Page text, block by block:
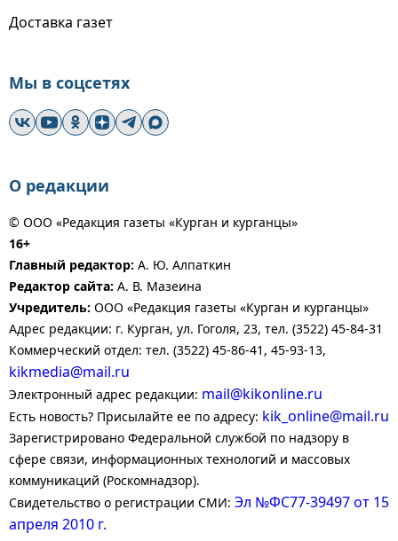
Доставка газет
Мы в соцсетях
О редакции
© ООО «Редакция газеты «Курган и курганцы»
16+
Главный редактор: А. Ю. Алпаткин
Редактор сайта: А. В. Мазеина
Учредитель: ООО «Редакция газеты «Курган и курганцы»
Адрес редакции: г. Курган, ул. Гоголя, 23, тел. (3522) 45-84-31
Коммерческий отдел: тел. (3522) 45-86-41, 45-93-13,
kikmedia@mail.ru
Электронный адрес редакции: mail@kikonline.ru
Есть новость? Присылайте ее по адресу: kik_online@mail.ru
Зарегистрировано Федеральной службой по надзору в
сфере связи, информационных технологий и массовых
коммуникаций (Роскомнадзор).
Свидетельство о регистрации СМИ: Эл №ФС77-39497 от 15
апреля 2010 г.